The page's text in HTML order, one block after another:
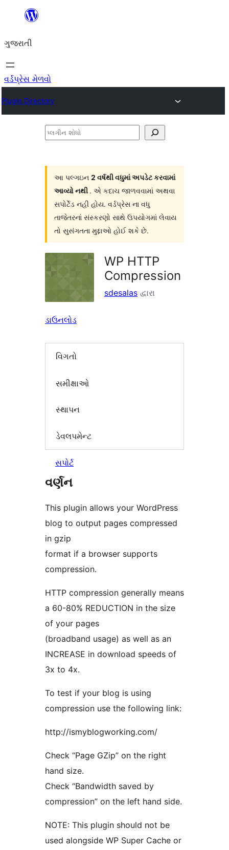
કંટેન્ટ(લખાણ)
જાઓ
ગુજરાતી
વર્ડપ્રેસ મેળવો
Plugin Directory
પ્લગીન
આ પલ્ગઇન 2 વર્ષથી વધુમાં અપડેટ કરવામાં
આવ્યો નથી . એ કદાચ જાળવવામાં અથવા
સપોર્ટેડ નહી હોય. વર્ડપ્રેસ ના વધુ
તાજેતરનાં સંસ્કરણો સાથે ઉપયોગમાં લેવાય
તો સુસંગતતા મુદ્દાઓ હોઈ શકે છે.
WP HTTP
Compression
sdesalas દ્વારા
ડાઉનલોડ
વિગતો
સમીક્ષાઓ
સ્થાપન
ડેવલપમેન્ટ
સપોર્ટ
વર્ણન
This plugin allows your WordPress
blog to output pages compressed
in gzip
format if a browser supports
compression.
HTTP compression generally means
a 60-80% REDUCTION in the size
of your pages
(broadband usage) as well as an
INCREASE in download speeds of
3x to 4x.
To test if your blog is using
compression use the following link:
http://ismyblogworking.com/
Check “Page GZip” on the right
hand size.
Check “Bandwidth saved by
compression” on the left hand side.
NOTE: This plugin should not be
used alongside WP Super Cache or